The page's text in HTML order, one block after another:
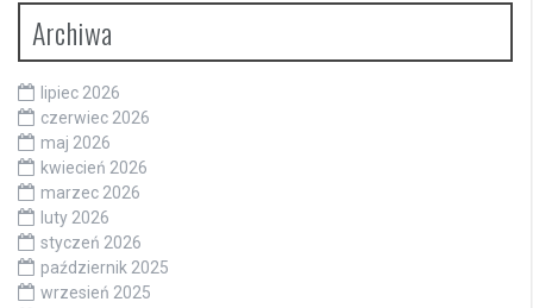
Archiwa
lipiec 2026
czerwiec 2026
maj 2026
kwiecień 2026
marzec 2026
luty 2026
styczeń 2026
październik 2025
wrzesień 2025